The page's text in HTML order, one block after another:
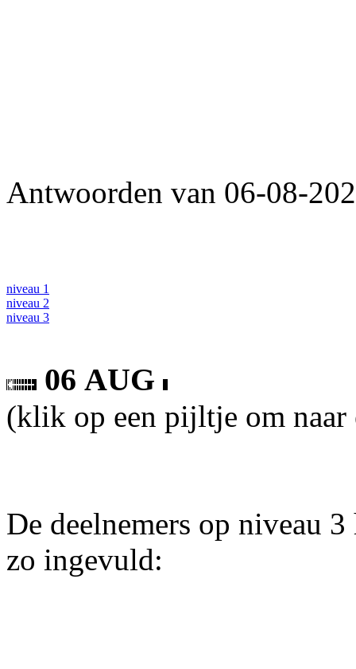
Antwoorden van 06-08-
niveau 1
niveau 2
niveau 3
06 AUG
(klik op een pijltje om naar
De deelnemers op niveau
zo ingevuld: